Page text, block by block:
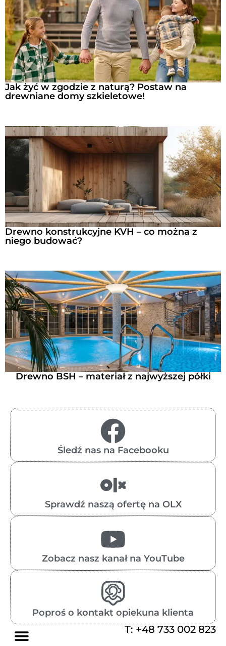
Jak żyć w zgodzie z naturą? Postaw na
drewniane domy szkieletowe!
Drewno konstrukcyjne KVH – co można z
niego budować?
Drewno BSH – materiał z najwyższej półki
Śledź nas na Facebooku
Sprawdź naszą ofertę na OLX
Zobacz nasz kanał na YouTube
Poproś o kontakt opiekuna klienta
T: +48 733 002 823